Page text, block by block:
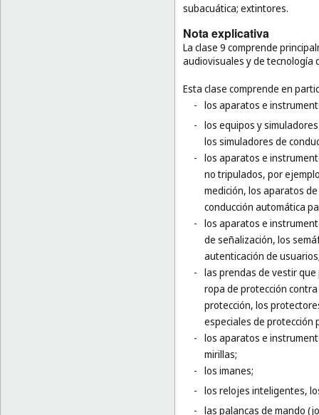
subacuática; extintores.
Nota explicativa
La clase 9 comprende
audiovisuales y de tecnología
Esta clase comprende en
- los aparatos e
- los equipos y
los simuladores de
- los aparatos e
no tripulados, por
medición, los aparatos
conducción automática
- los aparatos e
de señalización, los
autenticación de
- las prendas de vestir
ropa de protección
protección, los
especiales de
- los aparatos e
mirillas;
- los imanes;
- los relojes inteligentes,
- las palancas de mando